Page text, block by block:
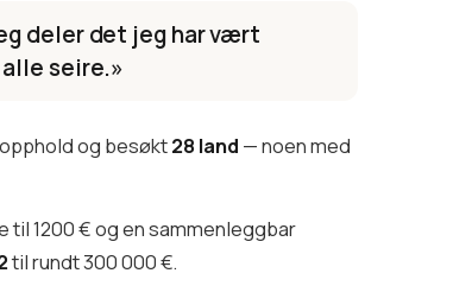
deler det jeg har vært
seire.»
og besøkt28 land — noen med
til 1200 € og en sammenleggbar
til rundt 300 000 €.